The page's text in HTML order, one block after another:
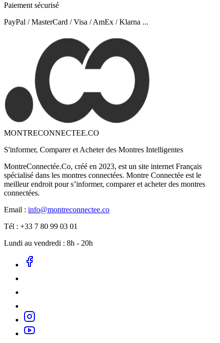
Paiement sécurisé
PayPal / MasterCard / Visa / AmEx / Klarna ...
MONTRECONNECTEE.CO
S'informer, Comparer et Acheter des Montres Intelligentes
MontreConnectée.Co, créé en 2023, est un site internet Français
spécialisé dans les montres connectées. Montre Connectée est le
meilleur endroit pour s’informer, comparer et acheter des montres
connectées.
Email : info@montreconnectee.co
Tél : +33 7 80 99 03 01
Lundi au vendredi : 8h - 20h